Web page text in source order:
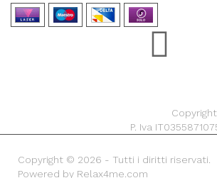
P. Iva
Copyright © 2026 - Tutti i diritti riservati.
Powered by Relax4me.com